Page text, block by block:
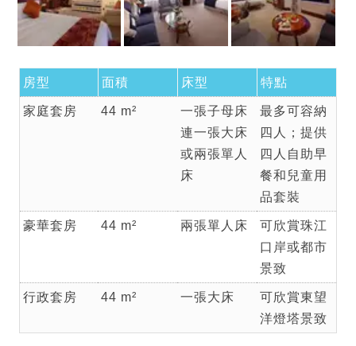
房型 面積 床型 特點
家庭套房 44 m²
一張子母床
連一張大床
或兩張單人
床
最多可容納
四人；提供
四人自助早
餐和兒童用
品套裝
豪華套房 44 m² 兩張單人床
可欣賞珠江
口岸或都市
景致
行政套房 44 m² 一張大床
可欣賞東望
洋燈塔景致